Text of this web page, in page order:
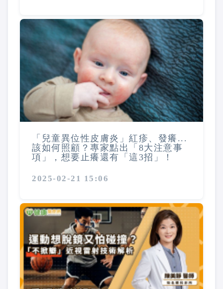
「兒童異位性皮膚炎」紅疹、發癢...
該如何照顧？專家點出「8大注意事
項」，想要止癢還有「這3招」！
2025-02-21 15:06